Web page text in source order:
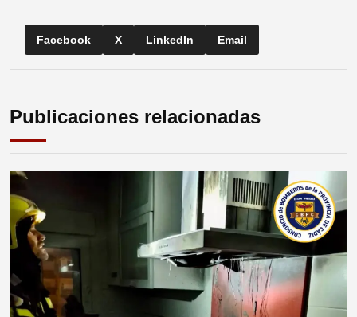
Facebook X LinkedIn Email
Publicaciones relacionadas